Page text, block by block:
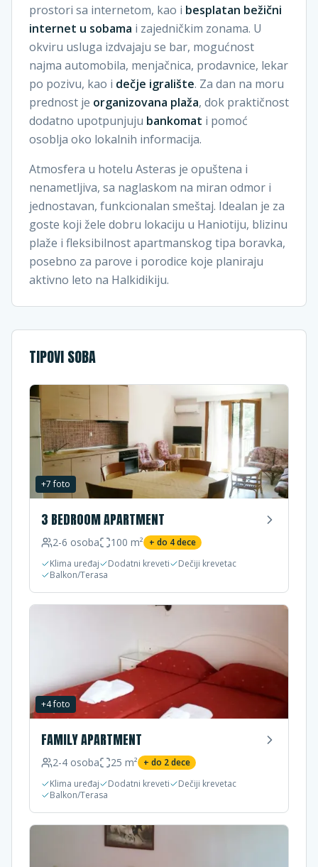
prostori sa internetom, kao i besplatan bežični
internet u sobama i zajedničkim zonama. U
okviru usluga izdvajaju se bar, mogućnost
najma automobila, menjačnica, prodavnice, lekar
po pozivu, kao i dečje igralište. Za dan na moru
prednost je organizovana plaža, dok praktičnost
dodatno upotpunjuju bankomat i pomoć
osoblja oko lokalnih informacija.
Atmosfera u hotelu Asteras je opuštena i
nenametljiva, sa naglaskom na miran odmor i
jednostavan, funkcionalan smeštaj. Idealan je za
goste koji žele dobru lokaciju u Haniotiju, blizinu
plaže i fleksibilnost apartmanskog tipa boravka,
posebno za parove i porodice koje planiraju
aktivno leto na Halkidikiju.
TIPOVI SOBA
+7foto
3 BEDROOM APARTMENT
2-6 osoba 100 m² + do 4dece
Klima uređaj
Dodatni kreveti
Dečiji krevetac
Balkon/Terasa
+4foto
FAMILY APARTMENT
2-4 osoba 25 m² + do 2dece
Klima uređaj
Dodatni kreveti
Dečiji krevetac
Balkon/Terasa